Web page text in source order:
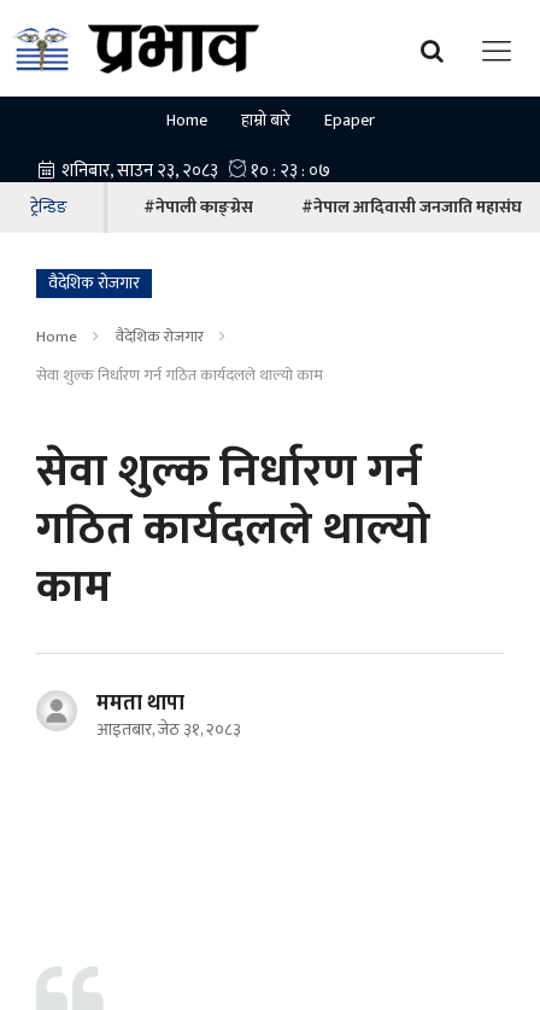
Home हाम्रो बारे Epaper
ट्रेन्डिङ #नेपाली काङ्ग्रेस #नेपाल आदिवासी जनजाति महासंघ
वैदेशिक रोजगार
Home
वैदेशिक रोजगार
सेवा शुल्क निर्धारण गर्न गठित कार्यदलले थाल्यो काम
सेवा शुल्क निर्धारण गर्न
गठित कार्यदलले थाल्यो
काम
ममता थापा
आइतबार, जेठ ३१, २०८३